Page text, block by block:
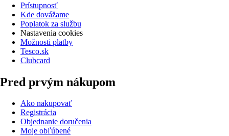
Prístupnosť
Kde dovážame
Poplatok za službu
Nastavenia cookies
Možnosti platby
Tesco.sk
Clubcard
Pred prvým nákupom
Ako nakupovať
Registrácia
Objednanie doručenia
Moje obľúbené